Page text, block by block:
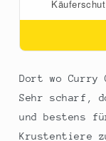
Dort wo Curry
Sehr scharf,
und bestens
Krustentiere